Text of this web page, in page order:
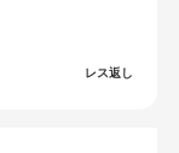
レス返し